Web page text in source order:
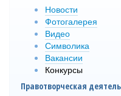
Новости
Фотогалерея
Видео
Символика
Вакансии
Конкурсы
Правотворческая